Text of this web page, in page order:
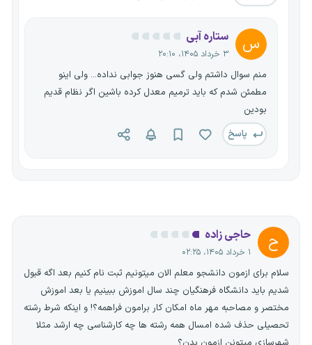
س ستاره آبی
۳ خرداد ۱۴۰۵، ۲۰:۱۰
منم سوال داشتم ولی گسی هنوز جوابی نداده... ولی اینو
مطمئن شدم که باید ترمیم معدل کرده باشین اگر نظام قدیم
بودین
پاسخ
ح حاجی زاده
۱ خرداد ۱۴۰۵، ۰۲:۲۵
سلام برای ازمون دانشجو معلم الان میتونیم ثبت نام کنیم بعد اگه قبول
شدیم باید دانشگاه فرهنگیان چند سال اموزش ببینیم یا بعد اموزش
مختصر و مصاحبه مهر ماه امکان کار برامون فراهمه؟! و اینکه شرط رشته
تحصیلی حذف شده امسال همه رشته ها چه کارشناسی چه ارشد مثلا